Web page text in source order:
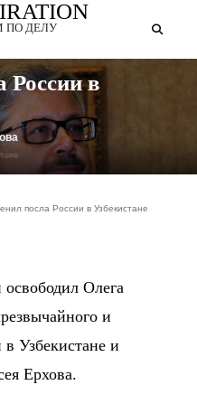
ПО ДЕЛУ
России в
посла России в Узбекистане
Олега
и
Узбекистане и
Ерхова.